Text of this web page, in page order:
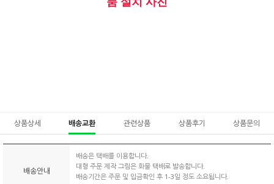
상품상세 배송교환 관련상품 상품후기 상품문의
배송안내
배송은 택배를 이용합니다.
대형 주문 제작 그림은 화물 택배로 발송합니다.
배송기간은 주문 및 입금확인 후 1-3일 정도 소요됩니다.